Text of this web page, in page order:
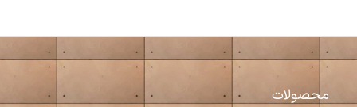
محصولات